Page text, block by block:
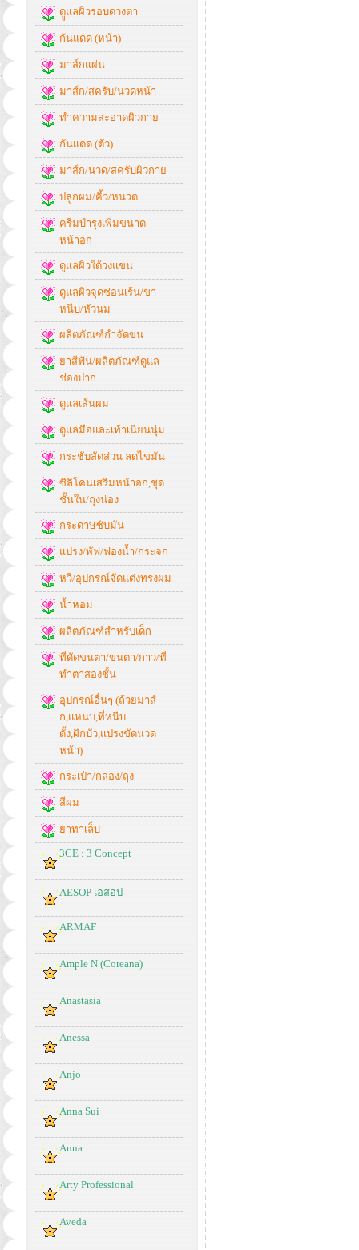
ดููแลผิวรอบดวงตา
กันแดด (หน้า)
มาส์กแผ่น
มาส์ก/สครับ/นวดหน้า
ทำความสะอาดผิวกาย
กันแดด (ตัว)
มาส์ก/นวด/สครับผิวกาย
ปลูกผม/คิ้ว/หนวด
ครีมบำรุงเพิ่มขนาด
หน้าอก
ดูแลผิวใต้วงแขน
ดูแลผิวจุดซ่อนเร้น/ขา
หนีบ/หัวนม
ผลิตภัณฑ์กำจัดขน
ยาสีฟัน/ผลิตภัณฑ์ดูแล
ช่องปาก
ดูแลเส้นผม
ดูแลมือและเท้าเนียนนุ่ม
กระชับสัดส่วน ลดไขมัน
ซิลิโคนเสริมหน้าอก,ชุด
ชั้นใน/ถุงน่อง
กระดาษซับมัน
แปรง/พัฟ/ฟองน้ำ/กระจก
หวี/อุปกรณ์จัดแต่งทรงผม
น้ำหอม
ผลิตภัณฑ์สำหรับเด็ก
ที่ดัดขนตา/ขนตา/กาว/ที่
ทำตาสองชั้น
อุปกรณ์อื่นๆ (ถ้วยมาส์
ก,แหนบ,ที่หนีบ
ดั้ง,ฝักบัว,แปรงขัดนวด
หน้า)
กระเป๋า/กล่อง/ถุง
สีผม
ยาทาเล็บ
3CE : 3 Concept
AESOP เอสอป
ARMAF
Ample N (Coreana)
Anastasia
Anessa
Anjo
Anna Sui
Anua
Arty Professional
Aveda